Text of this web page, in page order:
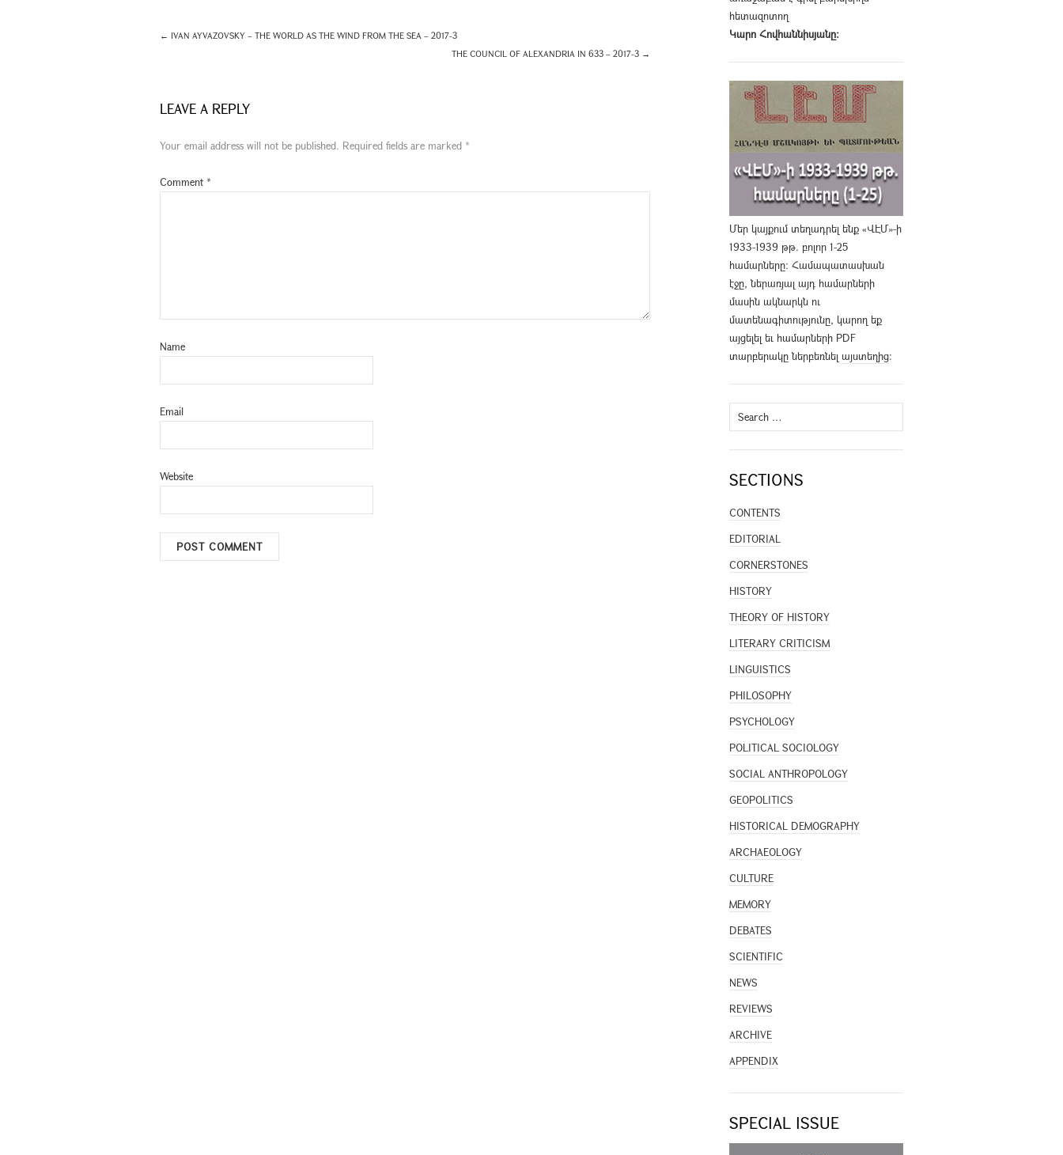
← IVAN AYVAZOVSKY – THE WORLD AS THE WIND FROM THE SEA – 2017-3
THE COUNCIL OF ALEXANDRIA IN 633 – 2017-3 →
LEAVE A REPLY
Your email address will not be published. Required fields are marked *
Comment *
Name
Email
Website
հետազոտող
Կարո Հովհաննիսյանը։
Մեր կայքում տեղադրել ենք «ՎԷՄ»-ի
1933-1939 թթ. բոլոր 1-25
համարները։ Համապատասխան
էջը, ներառյալ այդ համարների
մասին ակնարկն ու
մատենագիտությունը, կարող եք
այցելել եւ համարների PDF
տարբերակը ներբեռնել այստեղից։
Search
for:
SECTIONS
CONTENTS
EDITORIAL
CORNERSTONES
HISTORY
THEORY OF HISTORY
LITERARY CRITICISM
LINGUISTICS
PHILOSOPHY
PSYCHOLOGY
POLITICAL SOCIOLOGY
SOCIAL ANTHROPOLOGY
GEOPOLITICS
HISTORICAL DEMOGRAPHY
ARCHAEOLOGY
CULTURE
MEMORY
DEBATES
SCIENTIFIC
NEWS
REVIEWS
ARCHIVE
APPENDIX
SPECIAL ISSUE